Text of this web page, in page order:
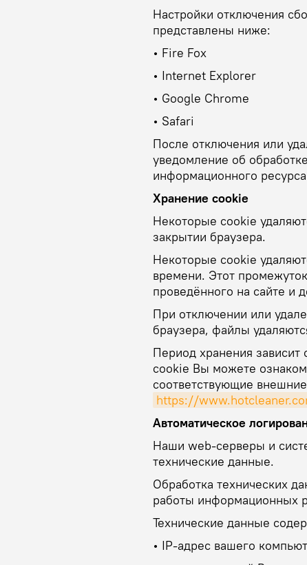
Настройки отключения
представлены ниже:
• Fire Fox
• Internet Explorer
• Google Chrome
• Safari
После отключения или
уведомление об
информационного
Хранение cookie
Некоторые cookie
закрытии браузера.
Некоторые cookie
времени. Этот
проведённого на сайте и
При отключении или
браузера, файлы
Период хранения
cookie Вы можете
соответствующие
https://
Автоматическое
Наши web-серверы и
технические данные.
Обработка технических
работы информационных
Технические данные
• IP-адрес вашего